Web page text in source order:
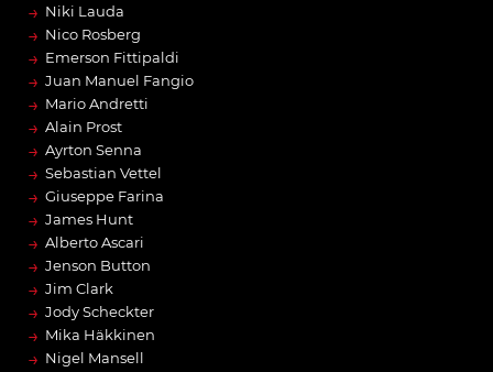
→ Niki Lauda
→ Nico Rosberg
→ Emerson Fittipaldi
→ Juan Manuel Fangio
→ Mario Andretti
→ Alain Prost
→ Ayrton Senna
→ Sebastian Vettel
→ Giuseppe Farina
→ James Hunt
→ Alberto Ascari
→ Jenson Button
→ Jim Clark
→ Jody Scheckter
→ Mika Häkkinen
→ Nigel Mansell